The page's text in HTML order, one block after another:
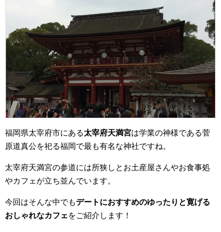
福岡県太宰府市にある太宰府天満宮は学業の神様である菅
原道真公を祀る福岡で最も有名な神社ですね。
太宰府天満宮の参道には所狭しとお土産屋さんやお食事処
やカフェが立ち並んでいます。
今回はそんな中でもデートにおすすめのゆったりと寛げる
おしゃれなカフェをご紹介します！